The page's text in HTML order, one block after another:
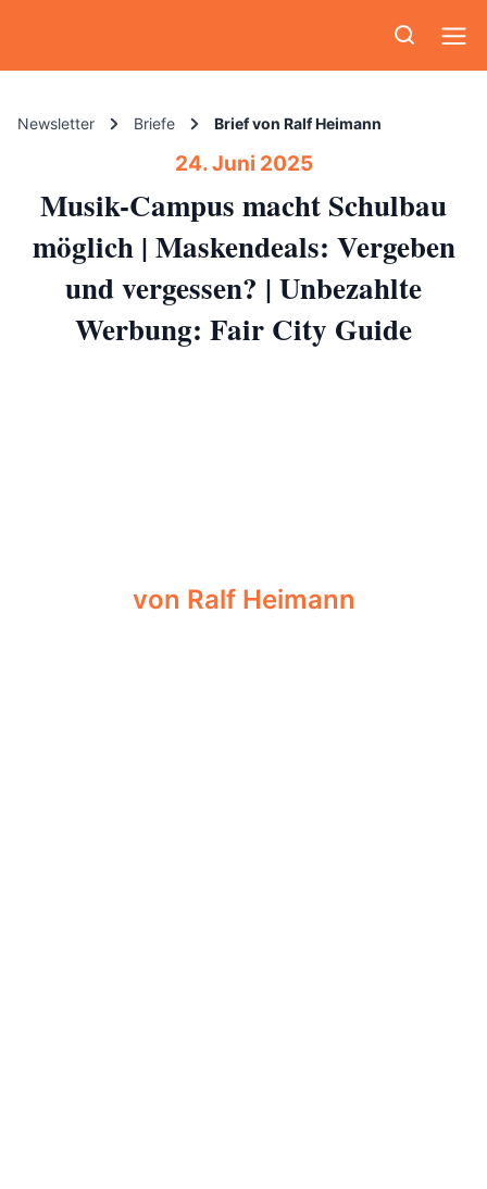
Newsletter Briefe Brief von Ralf Heimann
24. Juni 2025
Musik-Campus macht Schulbau
möglich | Maskendeals: Vergeben
und vergessen? | Unbezahlte
Werbung: Fair City Guide
von Ralf Heimann